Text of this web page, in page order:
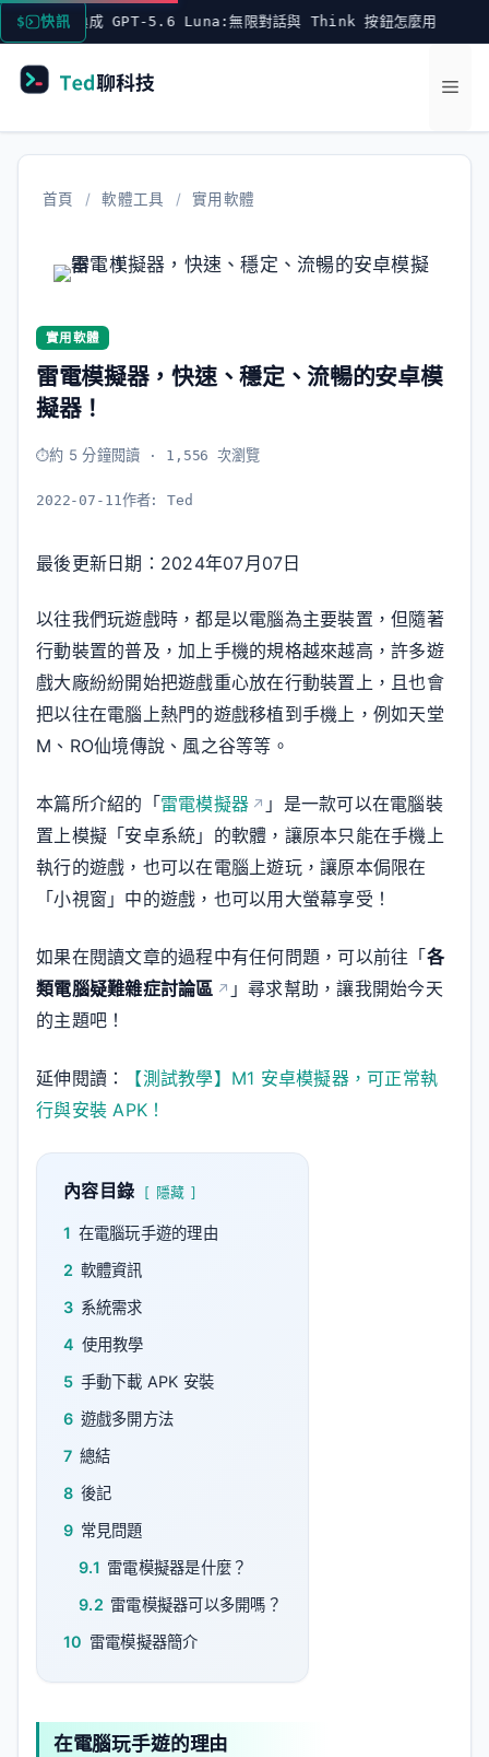
跳
至
快訊
換成 GPT-5.6 Luna:無限對話與 Think 按鈕怎麼用
選
單
首頁 / 軟體工具 / 實用軟體
實用軟體
雷電模擬器，快速、穩定、流暢的安卓模
擬器！
約 5 分鐘閱讀 · 1,556 次瀏覽
2022-07-11 作者:Ted
最後更新日期：2024年07月07日
以往我們玩遊戲時，都是以電腦為主要裝置，但隨著
行動裝置的普及，加上手機的規格越來越高，許多遊
戲大廠紛紛開始把遊戲重心放在行動裝置上，且也會
把以往在電腦上熱門的遊戲移植到手機上，例如天堂
M、RO仙境傳說、風之谷等等。
本篇所介紹的「雷電模擬器
」是一款可以在電腦裝
置上模擬「安卓系統」的軟體，讓原本只能在手機上
執行的遊戲，也可以在電腦上遊玩，讓原本侷限在
「小視窗」中的遊戲，也可以用大螢幕享受！
如果在閱讀文章的過程中有任何問題，可以前往「各
類電腦疑難雜症討論區
」尋求幫助，讓我開始今天
的主題吧！
延伸閱讀：
【測試教學】M1 安卓模擬器，可正常執
行與安裝 APK！
內容目錄 隱藏
1 在電腦玩手遊的理由
2 軟體資訊
3 系統需求
4 使用教學
5 手動下載 APK 安裝
6 遊戲多開方法
7 總結
8 後記
9 常見問題
9.1 雷電模擬器是什麼？
9.2 雷電模擬器可以多開嗎？
10 雷電模擬器簡介
在電腦玩手遊的理由